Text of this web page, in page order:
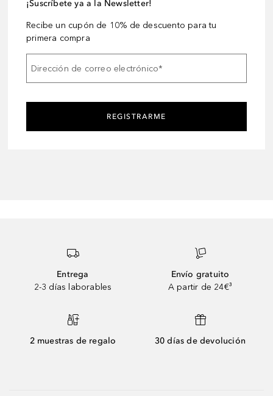
¡Suscríbete ya a la Newsletter!
Recibe un cupón de 10% de descuento para tu
primera compra
Dirección de correo electrónico*
REGISTRARME
Entrega
2-3 días laborables
Envío gratuito
A partir de 24€³
2 muestras de regalo 30 días de devolución